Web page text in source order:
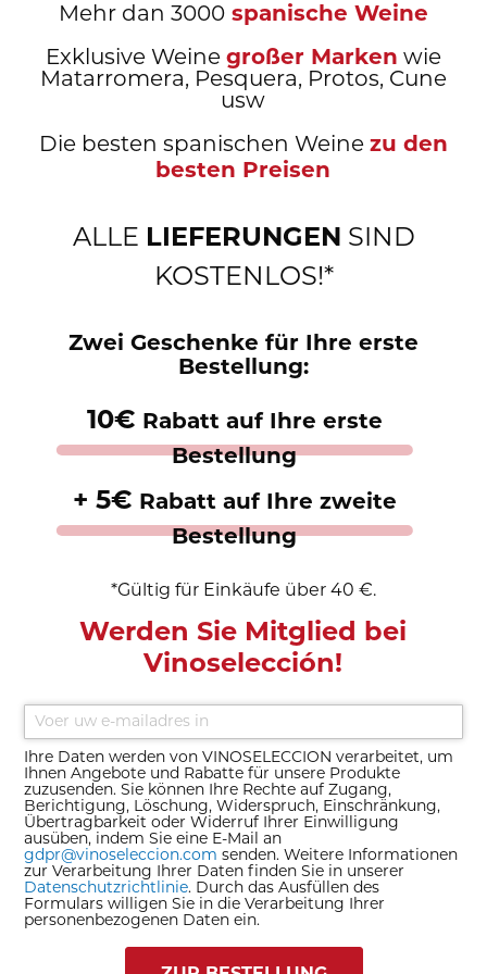
Mehr dan 3000spanische Weine
Exklusive Weine großer Marken wie
Matarromera, Pesquera, Protos, Cune
usw
Die besten spanischen Weine zu den
besten Preisen
ALLE LIEFERUNGEN SIND
KOSTENLOS!*
Zwei Geschenke für Ihre erste
Bestellung:
10€ Rabatt auf Ihre erste
Bestellung
+ 5€ Rabatt auf Ihre zweite
Bestellung
*Gültig für Einkäufe über 40 €.
Werden Sie Mitglied bei
Vinoselección!
Ihre Daten werden von VINOSELECCION verarbeitet, um
Ihnen Angebote und Rabatte für unsere Produkte
zuzusenden. Sie können Ihre Rechte auf Zugang,
Berichtigung, Löschung, Widerspruch, Einschränkung,
Übertragbarkeit oder Widerruf Ihrer Einwilligung
ausüben, indem Sie eine E-Mail an
gdpr@vinoseleccion.com senden. Weitere Informationen
zur Verarbeitung Ihrer Daten finden Sie in unserer
Datenschutzrichtlinie. Durch das Ausfüllen des
Formulars willigen Sie in die Verarbeitung Ihrer
personenbezogenen Daten ein.